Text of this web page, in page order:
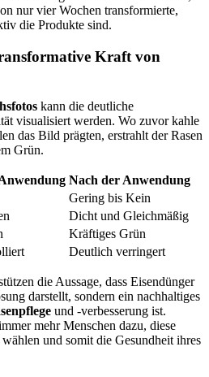
nur vier Wochen transformierte,
die Produkte sind.
Kraft von
kann die deutliche
visualisiert werden. Wo zuvor kahle
das Bild prägten, erstrahlt der Rasen
Grün.
Nach der Anwendung
Gering bis Kein
Dicht und Gleichmäßig
Kräftiges Grün
Deutlich verringert
die Aussage, dass Eisendünger
darstellt, sondern ein nachhaltiges
und -verbesserung ist.
mehr Menschen dazu, diese
und somit die Gesundheit ihres